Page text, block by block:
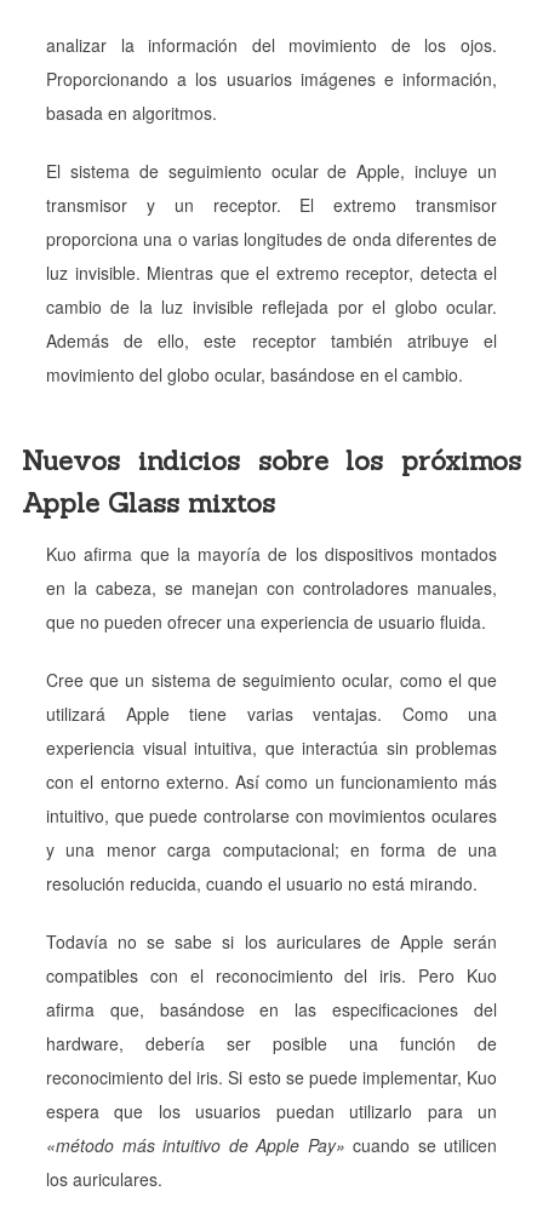
analizar la información del movimiento de los ojos.
Proporcionando a los usuarios imágenes e información,
basada en algoritmos.
El sistema de seguimiento ocular de Apple, incluye un
transmisor y un receptor. El extremo transmisor
proporciona una o varias longitudes de onda diferentes de
luz invisible. Mientras que el extremo receptor, detecta el
cambio de la luz invisible reflejada por el globo ocular.
Además de ello, este receptor también atribuye el
movimiento del globo ocular, basándose en el cambio.
Nuevos indicios sobre los próximos
Apple Glass mixtos
Kuo afirma que la mayoría de los dispositivos montados
en la cabeza, se manejan con controladores manuales,
que no pueden ofrecer una experiencia de usuario fluida.
Cree que un sistema de seguimiento ocular, como el que
utilizará Apple tiene varias ventajas. Como una
experiencia visual intuitiva, que interactúa sin problemas
con el entorno externo. Así como un funcionamiento más
intuitivo, que puede controlarse con movimientos oculares
y una menor carga computacional; en forma de una
resolución reducida, cuando el usuario no está mirando.
Todavía no se sabe si los auriculares de Apple serán
compatibles con el reconocimiento del iris. Pero Kuo
afirma que, basándose en las especificaciones del
hardware, debería ser posible una función de
reconocimiento del iris. Si esto se puede implementar, Kuo
espera que los usuarios puedan utilizarlo para un
«método más intuitivo de Apple Pay» cuando se utilicen
los auriculares.